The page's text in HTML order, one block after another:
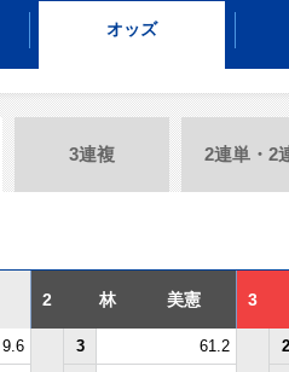
オッズ
3連複 2連単・2
2 林 美憲 3
9.6 3 61.2 2